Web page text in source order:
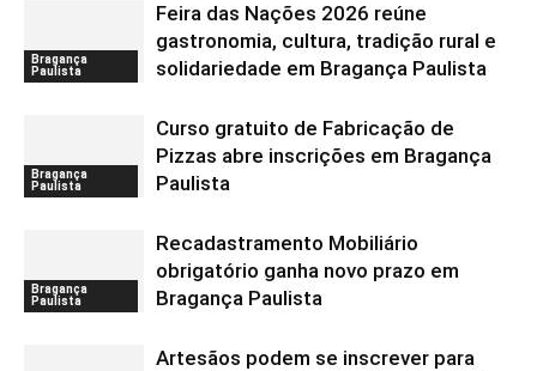
Bragança
Paulista
Feira das Nações 2026 reúne
gastronomia, cultura, tradição rural e
solidariedade em Bragança Paulista
Bragança
Paulista
Curso gratuito de Fabricação de
Pizzas abre inscrições em Bragança
Paulista
Bragança
Paulista
Recadastramento Mobiliário
obrigatório ganha novo prazo em
Bragança Paulista
Artesãos podem se inscrever para